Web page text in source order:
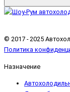
© 2017 - 2025
Политика
Назначение